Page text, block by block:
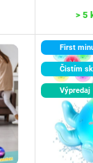
> 5
First
Čistím
Výpredaj